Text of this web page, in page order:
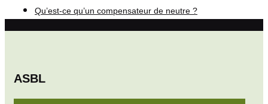
Qu’est-ce qu’un compensateur de neutre ?
ASBL